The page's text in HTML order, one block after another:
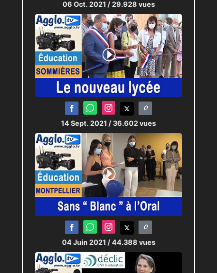
06 Oct. 2021 / 29.928 vues
14 Sept. 2021 / 36.602 vues
04 Juin 2021 / 44.388 vues